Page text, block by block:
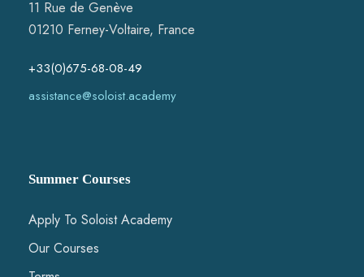
11 Rue de Genève
01210 Ferney-Voltaire, France
+33(0)675-68-08-49
assistance@soloist.academy
Summer Courses
Apply To Soloist Academy
Our Courses